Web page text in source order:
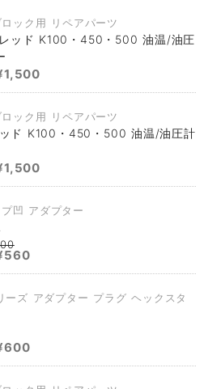
ック用 リペアパーツ
ッド K100・450・500 油温/油圧
ック用 リペアパーツ
ド K100・450・500 油温/油圧計
凹 アダプター
ーズ アダプター プラグ ヘックスタ